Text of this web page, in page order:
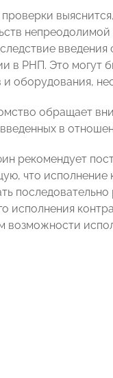
в РНП. Это могут
и оборудования,
обращает
в
рекомендует
что исполнение
исполнения
возможности